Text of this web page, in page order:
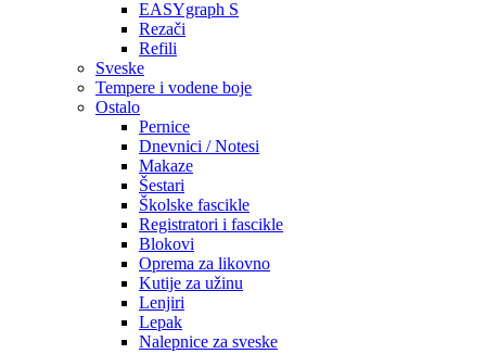
EASYgraph S
Rezači
Refili
Sveske
Tempere i vodene boje
Ostalo
Pernice
Dnevnici / Notesi
Makaze
Šestari
Školske fascikle
Registratori i fascikle
Blokovi
Oprema za likovno
Kutije za užinu
Lenjiri
Lepak
Nalepnice za sveske